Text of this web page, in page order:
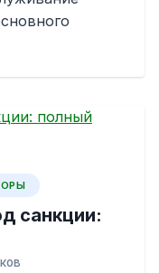
санкции: